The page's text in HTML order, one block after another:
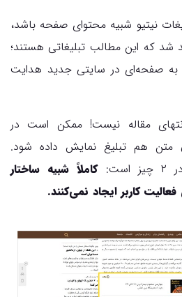
نیتیو شبیه محتوای صفحه باشد،
شد که این مطالب تبلیغاتی هستند؛
به صفحه‌ای در سایتی جدید هدایت
مقاله نیست! ممکن است در
متن هم تبلیغ نمایش داده شود.
کاملاً شبیه ساختار
کاربر ایجاد نمی‌کنند.